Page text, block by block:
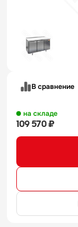
В сравнение
на складе
109 570 ₽